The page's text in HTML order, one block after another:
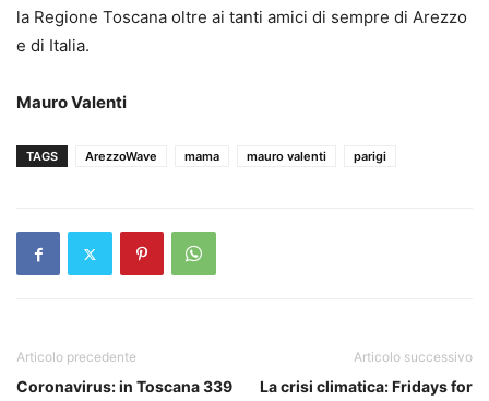
la Regione Toscana oltre ai tanti amici di sempre di Arezzo
e di Italia.
Mauro Valenti
TAGS ArezzoWave mama mauro valenti parigi
Articolo precedente
Coronavirus: in Toscana 339
Articolo successivo
La crisi climatica: Fridays for